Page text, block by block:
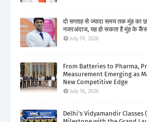
दो सप्ताह से ज्यादा समय तक मुंह का
नजरअंदाज, यह हो सकता है मुंह के
July 19, 2026
From Batteries to Pharma,
Measurement Emerging as
New Competitive Edge
July 16, 2026
Delhi’s Vidyamandir Classes